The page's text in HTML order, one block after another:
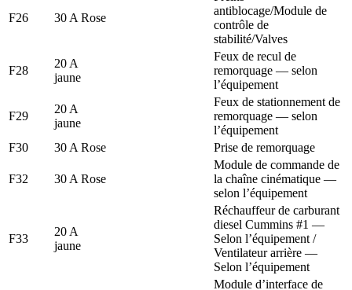
F26 30 A Rose
antiblocage/Module de
contrôle de
stabilité/Valves
F28
20 A
jaune
Feux de recul de
remorquage — selon
l’équipement
F29
20 A
jaune
Feux de stationnement de
remorquage — selon
l’équipement
F30
30 A Rose Prise de remorquage
F32 30 A Rose
Module de commande de
la chaîne cinématique —
selon l’équipement
F33
20 A
jaune
Réchauffeur de carburant
diesel Cummins #1 —
Selon l’équipement /
Ventilateur arrière —
Selon l’équipement
Module d’interface de